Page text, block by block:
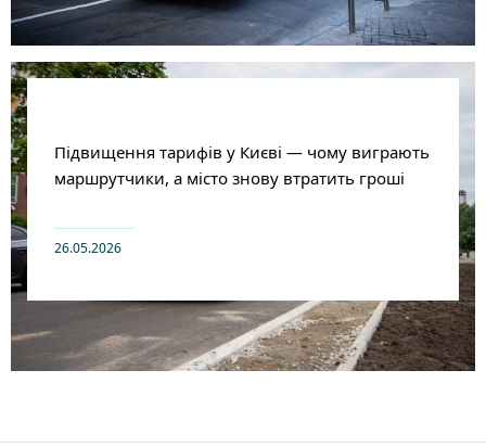
Підвищення тарифів у Києві — чому виграють
маршрутчики, а місто знову втратить гроші
26.05.2026